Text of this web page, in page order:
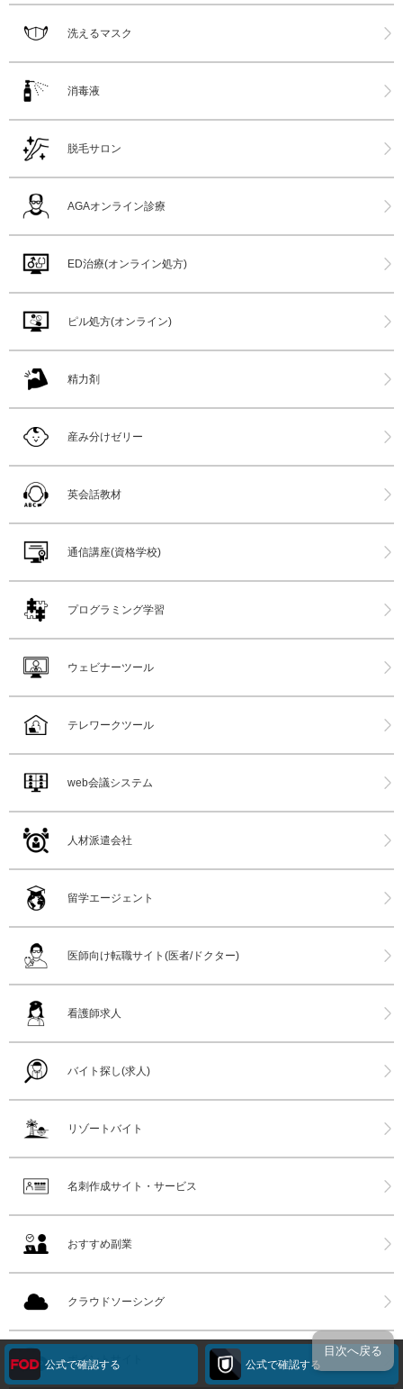
公式で確認する 公式で確認する
洗えるマスク
消毒液
脱毛サロン
AGAオンライン診療
ED治療(オンライン処方)
ピル処方(オンライン)
精力剤
産み分けゼリー
英会話教材
通信講座(資格学校)
プログラミング学習
ウェビナーツール
テレワークツール
web会議システム
人材派遣会社
留学エージェント
医師向け転職サイト(医者/ドクター)
看護師求人
バイト探し(求人)
リゾートバイト
名刺作成サイト・サービス
おすすめ副業
クラウドソーシング
ポイントサイト
目次へ戻る